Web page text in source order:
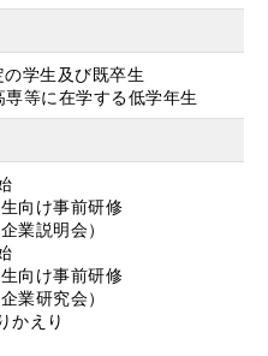
の学生及び既卒生
専等に在学する低学年生
向け事前研修
業説明会）
向け事前研修
業研究会）
かえり